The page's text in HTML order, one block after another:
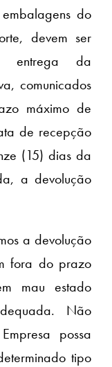
do
devem ser
entrega da
comunicados
máximo de
de recepção
(15) dias da
a devolução
a devolução
fora do prazo
mau estado
Não
possa
tipo